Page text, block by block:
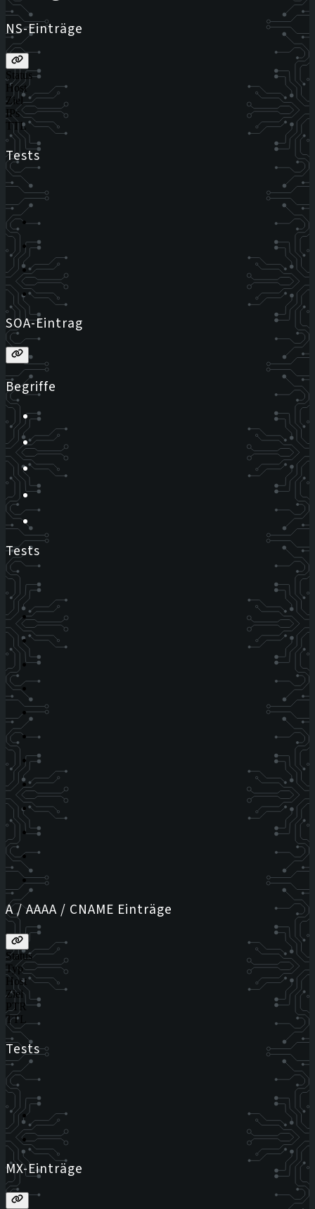
NS-Einträge
Status
Host
Ziel
IPs
TTL
Tests
SOA-Eintrag
Begriffe
Tests
A / AAAA / CNAME Einträge
Status
Typ
Host
Ziel
PTR
TTL
Tests
MX-Einträge